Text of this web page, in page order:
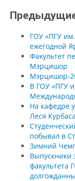
ГОУ «ПГУ
ежегодной
Факультет
Мэрцишор
Мэрцишор-
В ГОУ «ПГУ
На кафедре
Леся Курбаса
побывал в
Зимний
Выпускники
факультета